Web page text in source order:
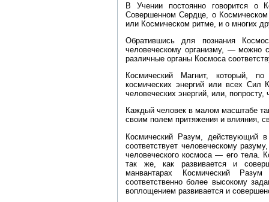
В Учении постоянно говорится о
Совершенном Сердце, о
или Космическом ритме, и о многих
Обратившись для познания
человеческому организму, — можно
различные органы Космоса
Космический Магнит, который,
космических энергий или всех Сил
человеческих энергий, или, попросту,
Каждый человек в малом масштабе
своим полем притяжения и влияния,
Космический Разум, действующий
соответствует человеческому
человеческого космоса — его тела.
так же, как развивается и
манвантарах Космический
соответственно более высокому
воплощением развивается и